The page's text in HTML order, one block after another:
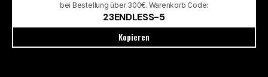
bei Bestellung über 300€. Warenkorb Code:
23ENDLESS-5
Kopieren